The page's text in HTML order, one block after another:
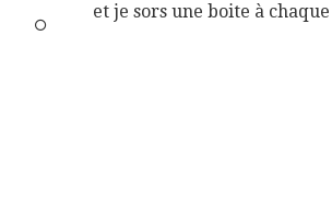
et je sors une boite à